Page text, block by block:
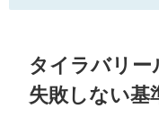
タイラバリー
失敗しない基